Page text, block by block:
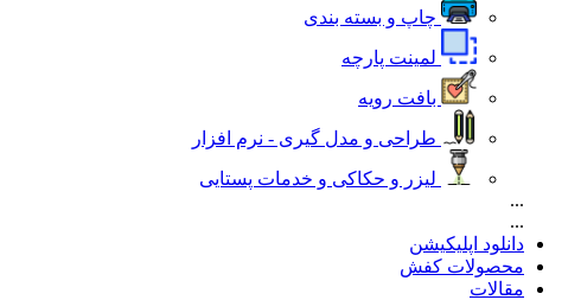
چاپ و بسته بندی
لمینت پارچه
بافت رویه
طراحی و مدل گیری - نرم افزار
لیزر و حکاکی و خدمات پستایی
...
...
دانلود اپلیکیشن
محصولات کفش
مقالات